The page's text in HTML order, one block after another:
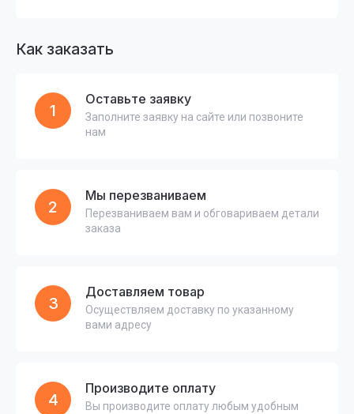
Как заказать
1
Оставьте заявку
Заполните заявку на сайте или позвоните
нам
2
Мы перезваниваем
Перезваниваем вам и обговариваем детали
заказа
3
Доставляем товар
Осуществляем доставку по указанному
вами адресу
4
Производите оплату
Вы производите оплату любым удобным